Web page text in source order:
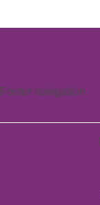
Footer navigation